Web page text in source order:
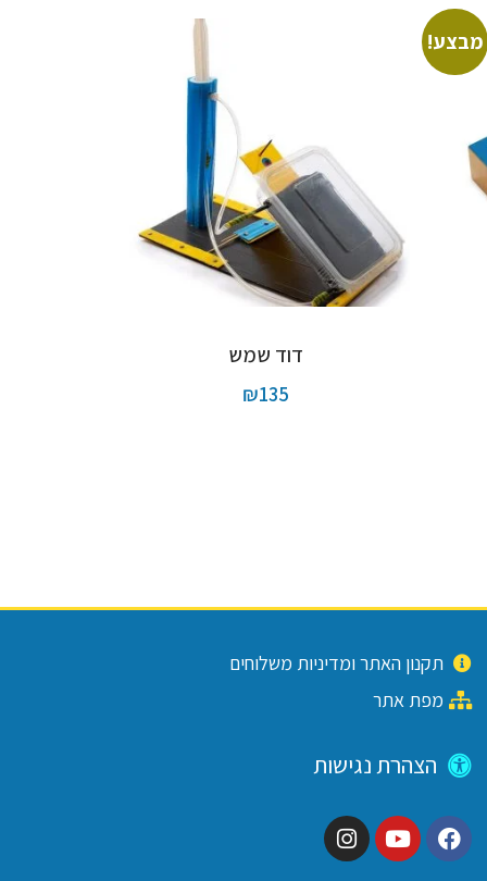
מבצע!
דוד שמש
₪135
תקנון האתר ומדיניות משלוחים
מפת אתר
הצהרת נגישות